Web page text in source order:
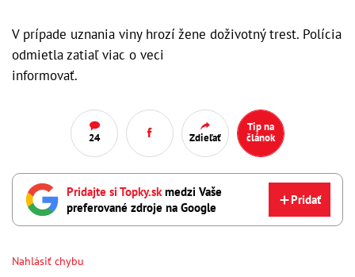
V prípade uznania viny hrozí žene doživotný trest. Polícia
odmietla zatiaľ viac o veci
informovať.
24 Zdieľať
Tip na
článok
Pridajte si Topky.sk medzi Vaše
preferované zdroje na Google
Pridať
Nahlásiť chybu